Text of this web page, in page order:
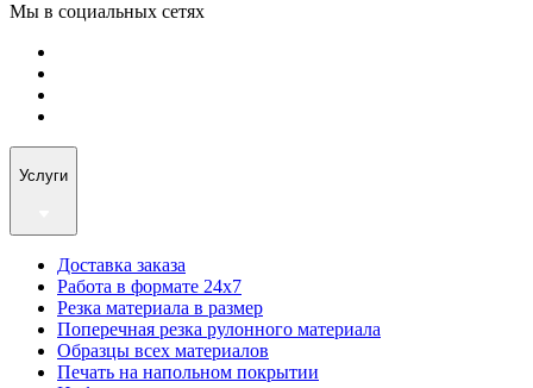
Мы в социальных сетях
Услуги
Доставка заказа
Работа в формате 24х7
Резка материала в размер
Поперечная резка рулонного материала
Образцы всех материалов
Печать на напольном покрытии